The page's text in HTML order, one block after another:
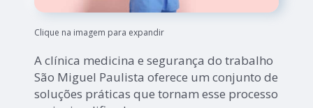
Clique na imagem para expandir
A clínica medicina e segurança do trabalho
São Miguel Paulista oferece um conjunto de
soluções práticas que tornam esse processo